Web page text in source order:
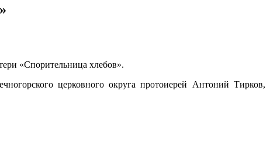
«Спорительница хлебов».
церковного округа протоиерей Антоний Тирков,